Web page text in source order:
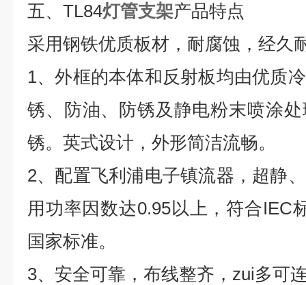
五、 TL84灯管支架产品特点
采用钢铁优质板材，耐腐蚀，经久
1、外框的本体和反射板均由优质
锈、防油、防锈及静电粉末喷涂
锈。英式设计，外形简洁流畅。
2、配置飞利浦电子镇流器，超静
用功率因数达0.95以上，符合IEC
国家标准。
3、安全可靠，布线整齐，zui多可